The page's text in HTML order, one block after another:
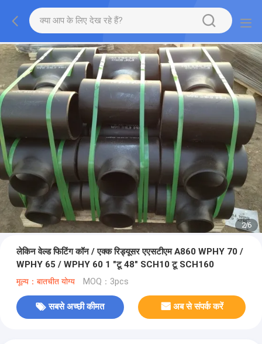
2/6
लेकिन वेल्ड फिटिंग कॉन / एक्क रिड्यूसर एएसटीएम A860 WPHY 70 /
WPHY 65 / WPHY 60 1 "टू 48" SCH10 टू SCH160
मूल्य：बातचीत योग्य MOQ：3pcs
सबसे अच्छी कीमत अब से संपर्क करें